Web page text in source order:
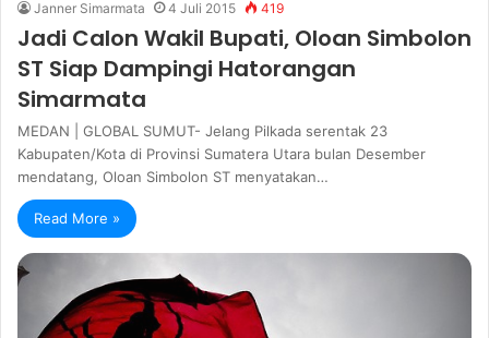
Janner Simarmata 4 Juli 2015 419
Jadi Calon Wakil Bupati, Oloan Simbolon
ST Siap Dampingi Hatorangan
Simarmata
MEDAN | GLOBAL SUMUT- Jelang Pilkada serentak 23
Kabupaten/Kota di Provinsi Sumatera Utara bulan Desember
mendatang, Oloan Simbolon ST menyatakan…
Read More »